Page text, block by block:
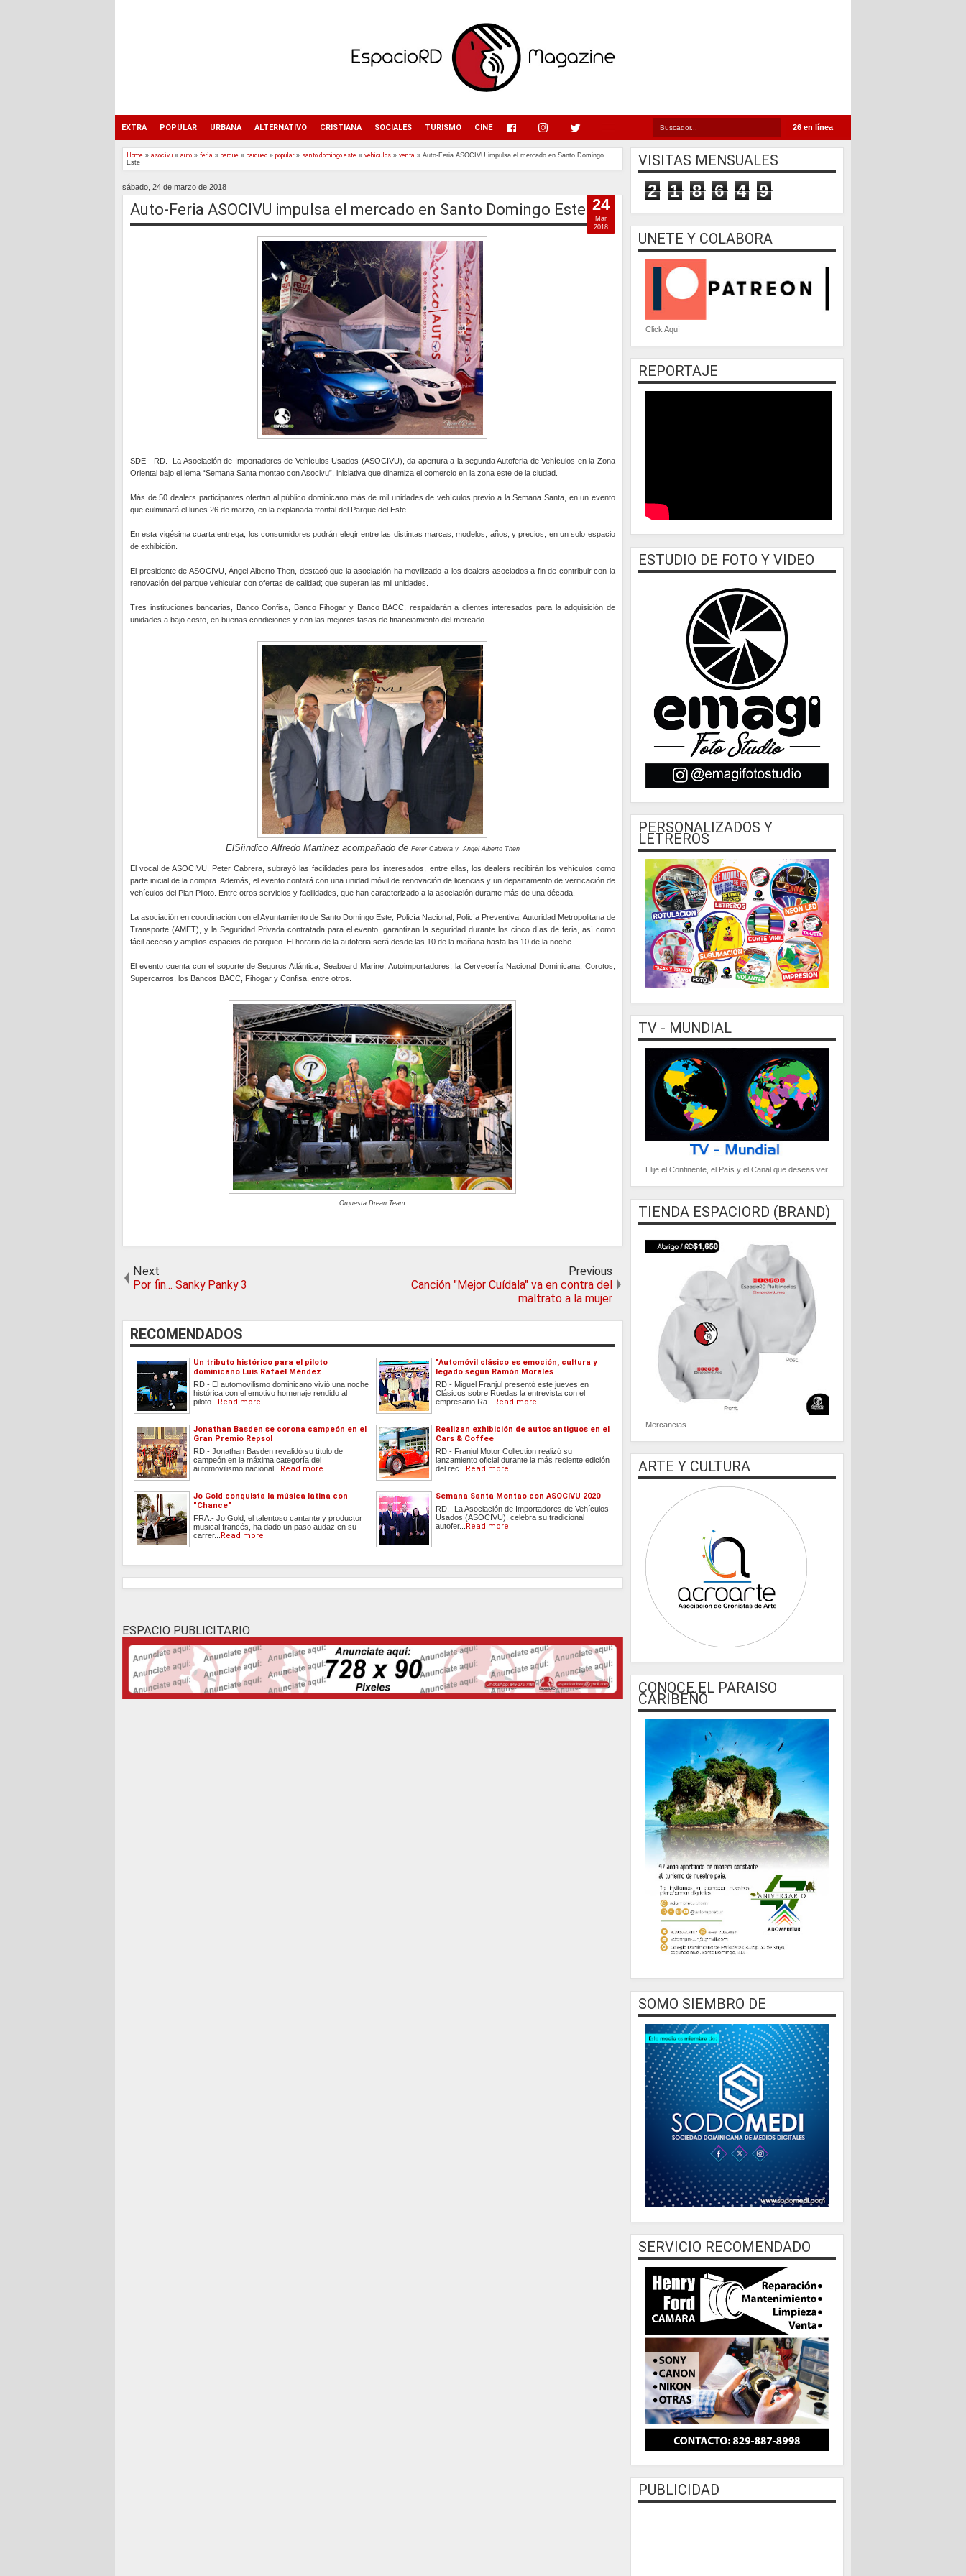
26 en línea
EXTRA POPULAR URBANA ALTERNATIVO CRISTIANA SOCIALES TURISMO CINE
Home » asocivu » auto » feria » parque » parqueo » popular» santo domingo este » vehiculos » venta » Auto-Feria ASOCIVU impulsa el mercado en Santo Domingo
Este
sábado, 24 de marzo de 2018
Auto-Feria ASOCIVU impulsa el mercado en Santo Domingo Este
SDE - RD.- La Asociación de Importadores de Vehículos Usados (ASOCIVU), da apertura a la segunda Autoferia de Vehículos en la Zona
Oriental bajo el lema “Semana Santa montao con Asocivu”, iniciativa que dinamiza el comercio en la zona este de la ciudad.
Más de 50 dealers participantes ofertan al público dominicano más de mil unidades de vehículos previo a la Semana Santa, en un evento
que culminará el lunes 26 de marzo, en la explanada frontal del Parque del Este.
En esta vigésima cuarta entrega, los consumidores podrán elegir entre las distintas marcas, modelos, años, y precios, en un solo espacio
de exhibición.
El presidente de ASOCIVU, Ángel Alberto Then, destacó que la asociación ha movilizado a los dealers asociados a fin de contribuir con la
renovación del parque vehicular con ofertas de calidad; que superan las mil unidades.
Tres instituciones bancarias, Banco Confisa, Banco Fihogar y Banco BACC, respaldarán a clientes interesados para la adquisición de
unidades a bajo costo, en buenas condiciones y con las mejores tasas de financiamiento del mercado.
ElSiìndico Alfredo Martinez acompañado de Peter Cabrera y Angel Alberto Then
El vocal de ASOCIVU, Peter Cabrera, subrayó las facilidades para los interesados, entre ellas, los dealers recibirán los vehículos como
parte inicial de la compra. Además, el evento contará con una unidad móvil de renovación de licencias y un departamento de verificación de
vehículos del Plan Piloto. Entre otros servicios y facilidades, que han caracterizado a la asociación durante más de una década.
La asociación en coordinación con el Ayuntamiento de Santo Domingo Este, Policía Nacional, Policía Preventiva, Autoridad Metropolitana de
Transporte (AMET), y la Seguridad Privada contratada para el evento, garantizan la seguridad durante los cinco días de feria, así como
fácil acceso y amplios espacios de parqueo. El horario de la autoferia será desde las 10 de la mañana hasta las 10 de la noche.
El evento cuenta con el soporte de Seguros Atlántica, Seaboard Marine, Autoimportadores, la Cervecería Nacional Dominicana, Corotos,
Supercarros, los Bancos BACC, Fihogar y Confisa, entre otros.
Orquesta Drean Team
24
Mar
2018
Next
Por fin... Sanky Panky 3
Previous
Canción "Mejor Cuídala" va en contra del
maltrato a la mujer
RECOMENDADOS
Un tributo histórico para el piloto
dominicano Luis Rafael Méndez
RD.- El automovilismo dominicano vivió una noche
histórica con el emotivo homenaje rendido al
piloto... Read more
"Automóvil clásico es emoción, cultura y
legado según Ramón Morales
RD.- Miguel Franjul presentó este jueves en
Clásicos sobre Ruedas la entrevista con el
empresario Ra... Read more
Jonathan Basden se corona campeón en el
Gran Premio Repsol
RD.- Jonathan Basden revalidó su título de
campeón en la máxima categoría del
automovilismo nacional... Read more
Realizan exhibición de autos antiguos en el
Cars & Coffee
RD.- Franjul Motor Collection realizó su
lanzamiento oficial durante la más reciente edición
del rec... Read more
Jo Gold conquista la música latina con
"Chance"
FRA.- Jo Gold, el talentoso cantante y productor
musical francés, ha dado un paso audaz en su
carrer... Read more
Semana Santa Montao con ASOCIVU 2020
RD.- La Asociación de Importadores de Vehículos
Usados (ASOCIVU), celebra su tradicional
autofer... Read more
ESPACIO PUBLICITARIO
VISITAS MENSUALES
2 1 8 6 4 9
UNETE Y COLABORA
Click Aquí
REPORTAJE
ESTUDIO DE FOTO Y VIDEO
PERSONALIZADOS Y
LETREROS
TV - MUNDIAL
Elije el Continente, el País y el Canal que deseas ver
TIENDA ESPACIORD (BRAND)
Mercancias
ARTE Y CULTURA
CONOCE EL PARAISO
CARIBEÑO
SOMO SIEMBRO DE
SERVICIO RECOMENDADO
PUBLICIDAD